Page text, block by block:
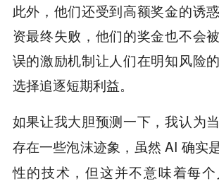
此外，他们还受到高额奖金的诱
资最终失败，他们的奖金也不会
误的激励机制让人们在明知风险
选择追逐短期利益。
如果让我大胆预测一下，我认为
存在一些泡沫迹象， 虽然 AI 确实
性的技术，但这并不意味着每